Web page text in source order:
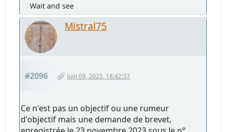
Wait and see
Mistral75
#2096 Juin 09, 2025, 18:42:37
Ce n'est pas un objectif ou une rumeur
d'objectif mais une demande de brevet,